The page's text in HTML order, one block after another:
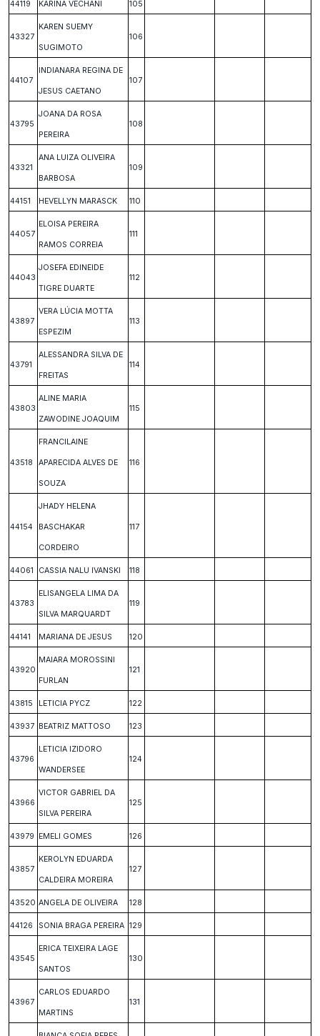
44119 KARINA VECHANI 105
43327
KAREN SUEMY
SUGIMOTO
106
44107
INDIANARA REGINA DE
JESUS CAETANO
107
43795
JOANA DA ROSA
PEREIRA
108
43321
ANA LUIZA OLIVEIRA
BARBOSA
109
44151 HEVELLYN MARASCK 110
44057
ELOISA PEREIRA
RAMOS CORREIA
111
44043
JOSEFA EDINEIDE
TIGRE DUARTE
112
43897
VERA LÚCIA MOTTA
ESPEZIM
113
43791
ALESSANDRA SILVA DE
FREITAS
114
43803
ALINE MARIA
ZAWODINE JOAQUIM
115
43518
FRANCILAINE
APARECIDA ALVES DE
SOUZA
116
44154
JHADY HELENA
BASCHAKAR
CORDEIRO
117
44061 CASSIA NALU IVANSKI 118
43783
ELISANGELA LIMA DA
SILVA MARQUARDT
119
44141 MARIANA DE JESUS 120
43920
MAIARA MOROSSINI
FURLAN
121
43815 LETICIA PYCZ 122
43937 BEATRIZ MATTOSO 123
43796
LETICIA IZIDORO
WANDERSEE
124
43966
VICTOR GABRIEL DA
SILVA PEREIRA
125
43979 EMELI GOMES 126
43857
KEROLYN EDUARDA
CALDEIRA MOREIRA
127
43520 ANGELA DE OLIVEIRA 128
44126 SONIA BRAGA PEREIRA 129
43545
ERICA TEIXEIRA LAGE
SANTOS
130
43967
CARLOS EDUARDO
MARTINS
131